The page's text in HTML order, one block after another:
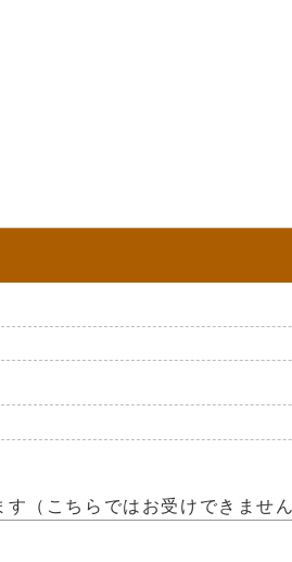
す（こちらではお受けできませ